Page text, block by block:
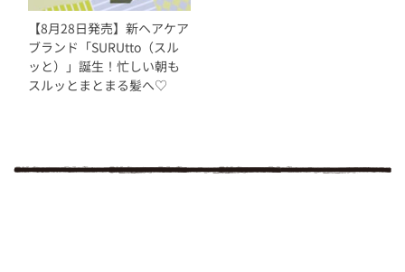
【8月28日発売】新ヘアケア
ブランド「SURUtto（スル
ッと）」誕生！忙しい朝も
スルッとまとまる髪へ♡